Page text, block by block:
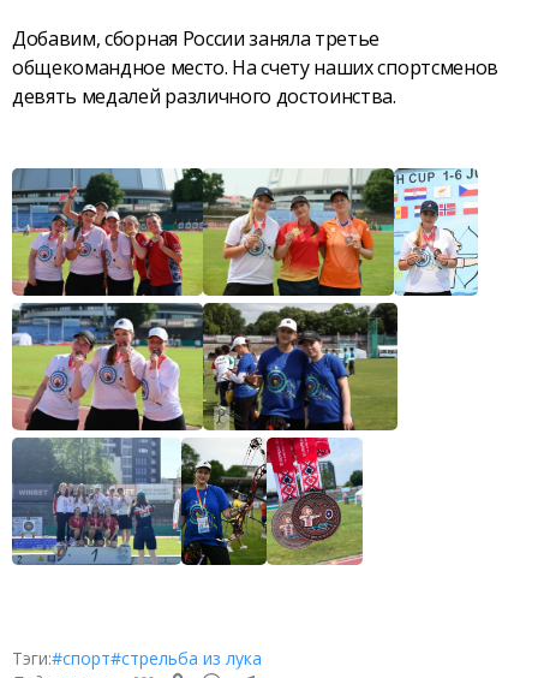
Добавим, сборная России заняла третье
общекомандное место. На счету наших спортсменов
девять медалей различного достоинства.
Тэги:#спорт#стрельба из лука